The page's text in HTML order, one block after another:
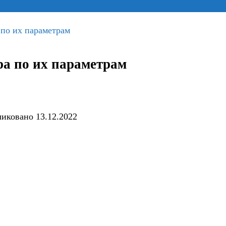
их параметрам
по их параметрам
13.12.2022